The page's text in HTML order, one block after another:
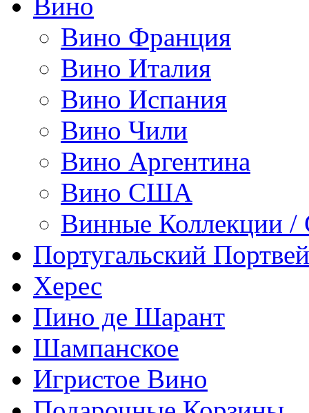
Вино
Вино Франция
Вино Италия
Вино Испания
Вино Чили
Вино Аргентина
Вино США
Винные Коллекции /
Португальский
Херес
Пино де Шарант
Шампанское
Игристое Вино